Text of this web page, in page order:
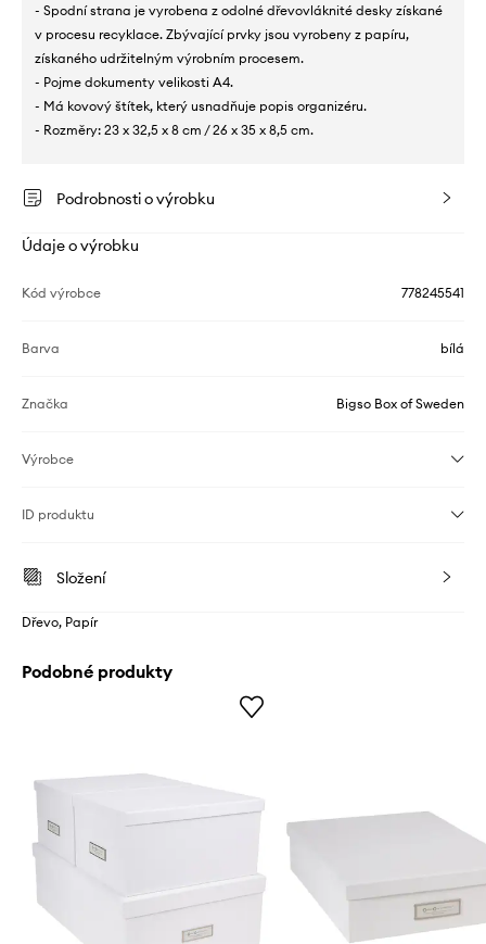
- Spodní strana je vyrobena z odolné dřevovláknité desky získané
v procesu recyklace. Zbývající prvky jsou vyrobeny z papíru,
získaného udržitelným výrobním procesem.
- Pojme dokumenty velikosti A4.
- Má kovový štítek, který usnadňuje popis organizéru.
- Rozměry: 23 x 32,5 x 8 cm / 26 x 35 x 8,5 cm.
Podrobnosti o výrobku
Údaje o výrobku
Kód výrobce 778245541
Barva bílá
Značka Bigso Box of Sweden
Výrobce
ID produktu
Složení
Dřevo, Papír
Podobné produkty